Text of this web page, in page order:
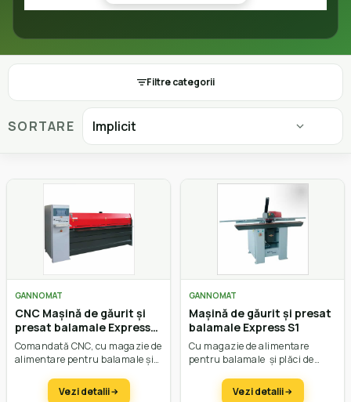
Filtre categorii
SORTARE
GANNOMAT
CNC Mașină de găurit și
presat balamale Express
S1 CNC
Comandată CNC, cu magazie de
alimentare pentru balamale și
Vezi detalii
GANNOMAT
Mașină de găurit și presat
balamale Express S1
Cu magazie de alimentare
pentru balamale și plăci de
Vezi detalii